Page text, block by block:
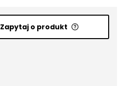
Zapytaj o produkt